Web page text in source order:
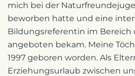
mich bei der
beworben hatte und eine
Bildungsreferentin im
angeboten bekam. Meine
1997 geboren worden. Als
Erziehungsurlaub zwischen